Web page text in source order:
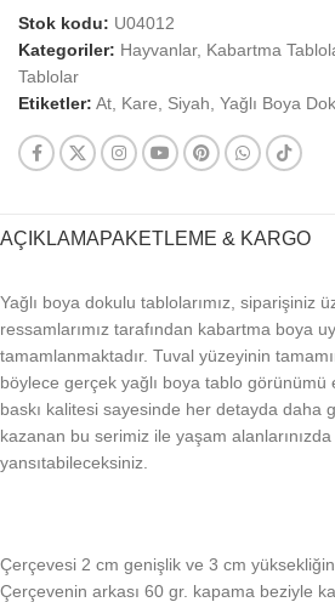
Stok kodu: U04012
Kategoriler: Hayvanlar, Kabartma
Tablolar
Etiketler: At, Kare, Siyah, Yağlı Boya
AÇIKLAMAPAKETLEME & KARGO
Yağlı boya dokulu tablolarımız, siparişiniz
ressamlarımız tarafından kabartma boya
tamamlanmaktadır. Tuval yüzeyinin
böylece gerçek yağlı boya tablo görünümü
baskı kalitesi sayesinde her detayda daha
kazanan bu serimiz ile yaşam
yansıtabileceksiniz.
Çerçevesi 2 cm genişlik ve 3 cm
Çerçevenin arkası 60 gr. kapama beziyle